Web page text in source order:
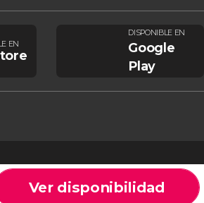
Ver disponibilidad
EN
DISPONIBLE EN
Google
Play
Aviso legal Política de privacidad Cookies